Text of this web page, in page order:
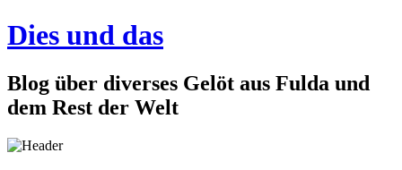
Dies und das
Blog über diverses Gelöt aus Fulda und
dem Rest der Welt